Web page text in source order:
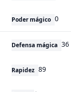
Poder mágico 0
Defensa mágica 36
Rapidez 89